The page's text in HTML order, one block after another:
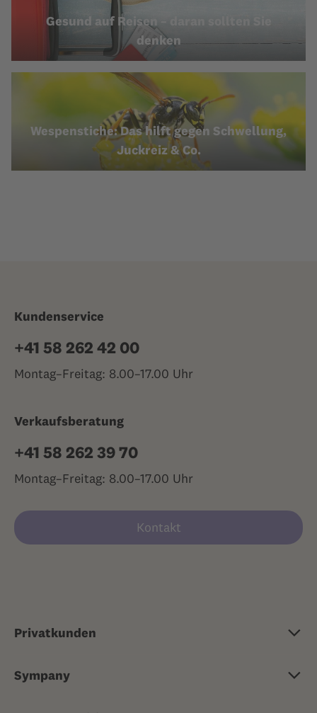
Gesund auf Reisen – daran sollten Sie
denken
Wespenstiche: Das hilft gegen Schwellung,
Juckreiz & Co.
Kundenservice
+41 58 262 42 00
Montag–Freitag: 8.00–17.00 Uhr
Verkaufsberatung
+41 58 262 39 70
Montag–Freitag: 8.00–17.00 Uhr
Kontakt
Privatkunden
Zusatzversicherung
Sympany